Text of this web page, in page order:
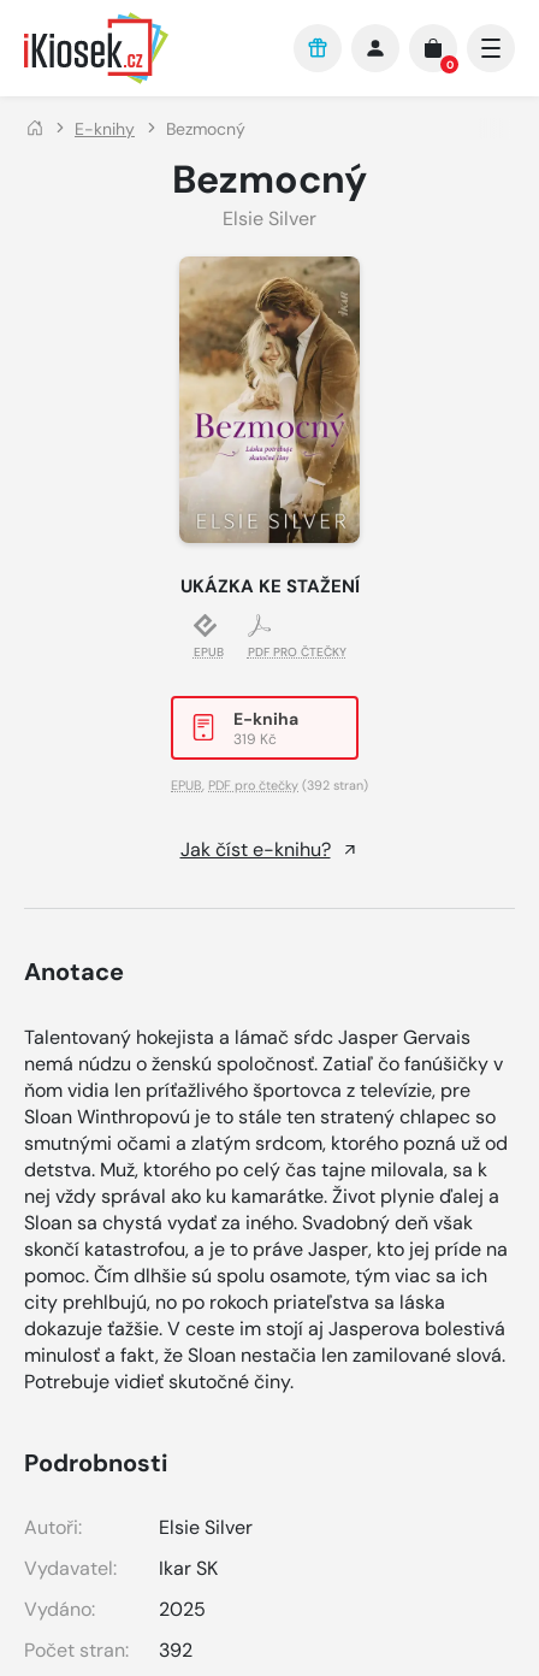
Přejít na hlavní obsah
0
E-knihy Bezmocný
Bezmocný
Elsie Silver
UKÁZKA KE STAŽENÍ
EPUB PDF PRO ČTEČKY
E-kniha
319 Kč
EPUB, PDF pro čtečky (392 stran)
Jak číst e-knihu?
Anotace
Talentovaný hokejista a lámač sŕdc Jasper Gervais
nemá núdzu o ženskú spoločnosť. Zatiaľ čo fanúšičky v
ňom vidia len príťažlivého športovca z televízie, pre
Sloan Winthropovú je to stále ten stratený chlapec so
smutnými očami a zlatým srdcom, ktorého pozná už od
detstva. Muž, ktorého po celý čas tajne milovala, sa k
nej vždy správal ako ku kamarátke. Život plynie ďalej a
Sloan sa chystá vydať za iného. Svadobný deň však
skončí katastrofou, a je to práve Jasper, kto jej príde na
pomoc. Čím dlhšie sú spolu osamote, tým viac sa ich
city prehlbujú, no po rokoch priateľstva sa láska
dokazuje ťažšie. V ceste im stojí aj Jasperova bolestivá
minulosť a fakt, že Sloan nestačia len zamilované slová.
Potrebuje vidieť skutočné činy.
Podrobnosti
Autoři:
Elsie Silver
Vydavatel:
Ikar SK
Vydáno:
2025
Počet stran:
392